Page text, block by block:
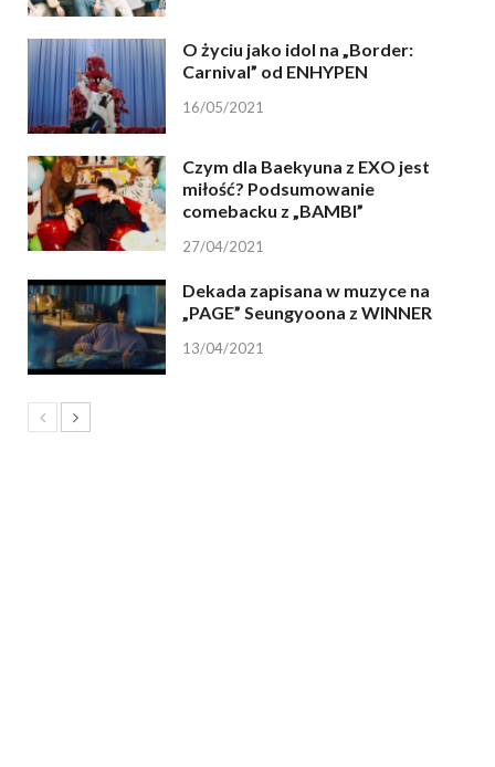
O życiu jako idol na „Border:
Carnival” od ENHYPEN
16/05/2021
Czym dla Baekyuna z EXO jest
miłość? Podsumowanie
comebacku z „BAMBI”
27/04/2021
Dekada zapisana w muzyce na
„PAGE” Seungyoona z WINNER
13/04/2021